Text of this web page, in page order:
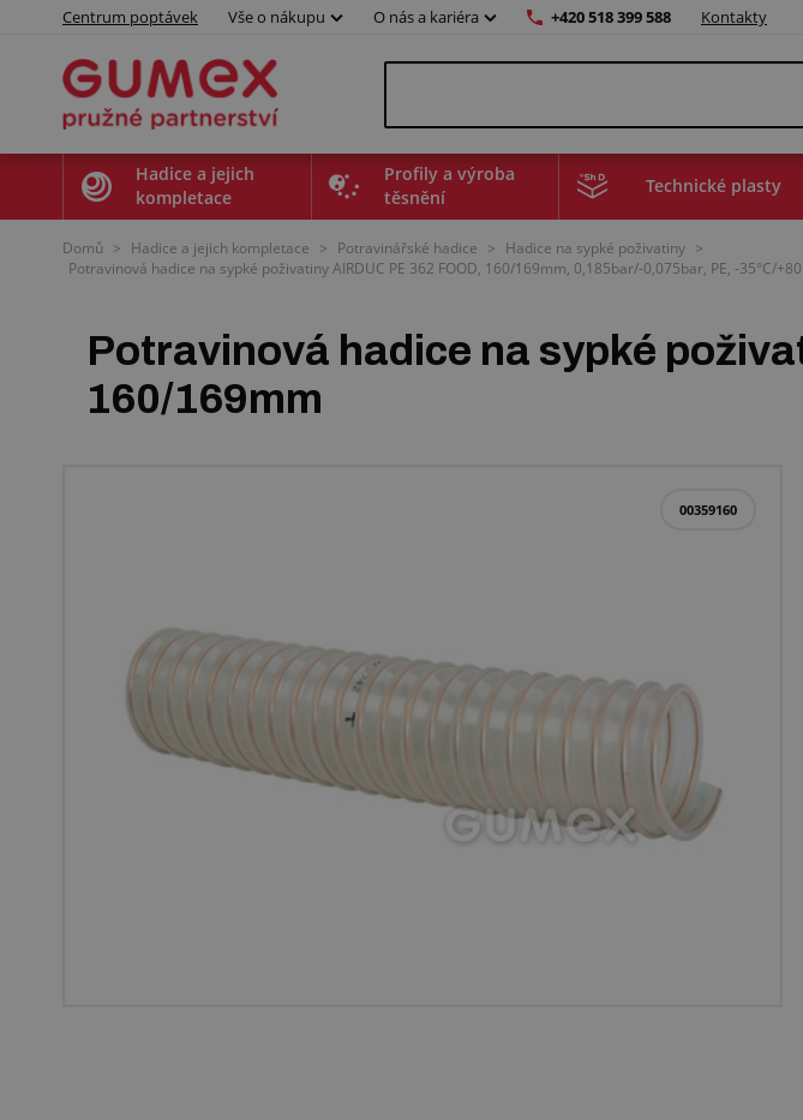
Centrum poptávek Vše o nákupu O nás a kariéra +420 518 399 588 Kontakty
Hadice a jejich
kompletace
Profily a výroba
těsnění
Technické plasty
Domů > Hadice a jejich kompletace > Potravinářské hadice > Hadice na sypké poživatiny >
Potravinová hadice na sypké poživatiny AIRDUC PE 362 FOOD, 160/169mm, 0,185bar/-0,075bar, PE, -35°C/
Potravinová hadice na sypké
160/169mm
00359160